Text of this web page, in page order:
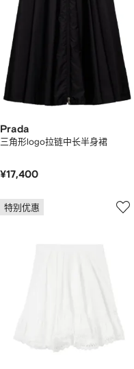
Prada
三角形logo拉链中长半身裙
¥17,400
特别优惠